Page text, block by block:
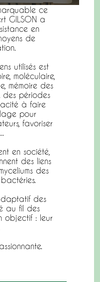
ce
GILSON a
en
de
utilisés est
moléculaire,
mémoire des
des périodes
à faire
pour
favoriser
en société,
des liens
des
des
au fil des
objectif : leur